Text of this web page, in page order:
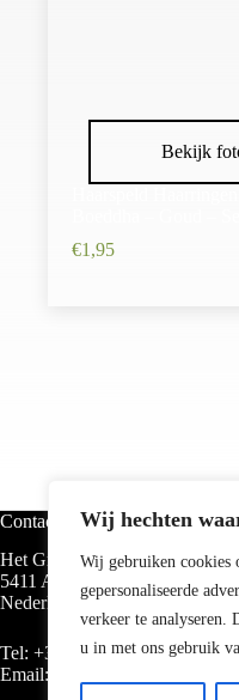
Wij hechten
Wij gebruiken cookies
gepersonaliseerde
verkeer te analyseren.
u in met ons gebruik
Bekijk
€1,95
Contact
Het Groen 40
5411 AE Knegsel
Nederland
Tel: +31 (0)619094655
Email: